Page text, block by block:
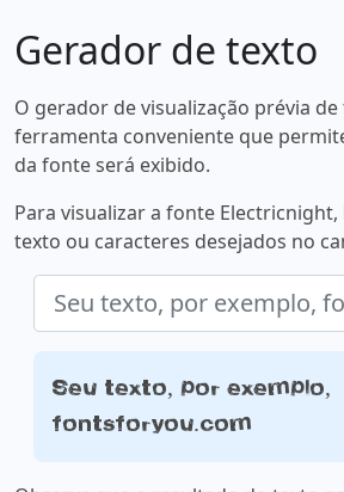
Gerador de texto
O gerador de visualização prévia
ferramenta conveniente que
da fonte será exibido.
Para visualizar a fonte
texto ou caracteres desejados no
Seu texto, por exemplo,
fontsforyou.com